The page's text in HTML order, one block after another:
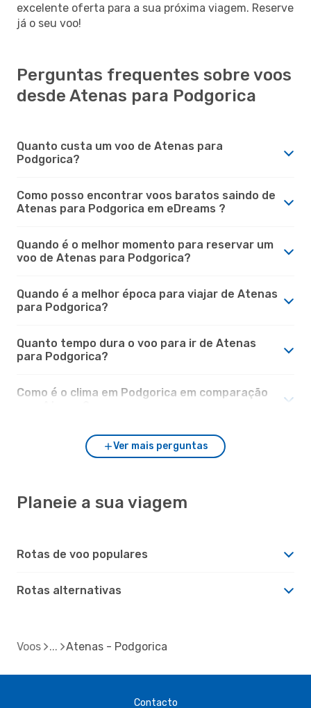
excelente oferta para a sua próxima viagem. Reserve
já o seu voo!
Perguntas frequentes sobre voos
desde Atenas para Podgorica
Quanto custa um voo de Atenas para
Podgorica?
Como posso encontrar voos baratos saindo de
Atenas para Podgorica em eDreams ?
Quando é o melhor momento para reservar um
voo de Atenas para Podgorica?
Quando é a melhor época para viajar de Atenas
para Podgorica?
Quanto tempo dura o voo para ir de Atenas
para Podgorica?
Como é o clima em Podgorica em comparação
Ver mais perguntas
Planeie a sua viagem
Rotas de voo populares
Rotas alternativas
Voos Atenas - Podgorica
Contacto